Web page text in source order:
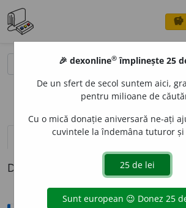
savings
definiții (1) pronunțievolume_up (17)
Definiția cu ID-ul 1004341:
🎉 dexonline® împlinește 25
De un sfert de secol suntem aici,
pentru milioane de
Cu o mică donație aniversară ne-ați
cuvintele la îndemâna tuturor